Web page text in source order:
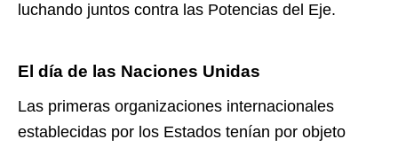
luchando juntos contra las Potencias del Eje.
El día de las Naciones Unidas
Las primeras organizaciones internacionales
establecidas por los Estados tenían por objeto